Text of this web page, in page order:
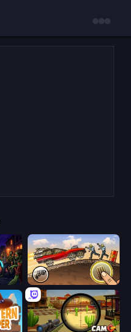
Sword Master: Shadow Hunter Earn to Die: Zombie Ride